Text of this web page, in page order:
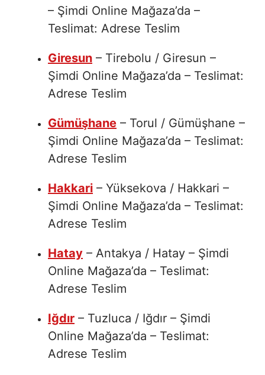
– Şimdi Online Mağaza’da –
Teslimat: Adrese Teslim
Giresun – Tirebolu / Giresun –
Şimdi Online Mağaza’da – Teslimat:
Adrese Teslim
Gümüşhane – Torul / Gümüşhane –
Şimdi Online Mağaza’da – Teslimat:
Adrese Teslim
Hakkari – Yüksekova / Hakkari –
Şimdi Online Mağaza’da – Teslimat:
Adrese Teslim
Hatay – Antakya / Hatay – Şimdi
Online Mağaza’da – Teslimat:
Adrese Teslim
Iğdır – Tuzluca / Iğdır – Şimdi
Online Mağaza’da – Teslimat:
Adrese Teslim